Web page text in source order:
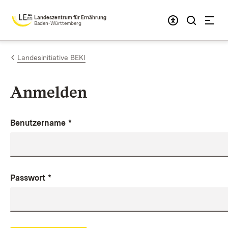
Zum Inhalt springen
Landeszentrum für Ernährung
Baden-Württemberg
Landesinitiative BEKI
Anmelden
Benutzername *
Passwort *